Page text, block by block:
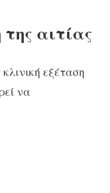
αιτίας
εξέταση
να